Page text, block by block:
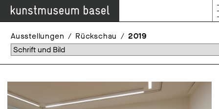
Ausstellungen Rückschau 2019